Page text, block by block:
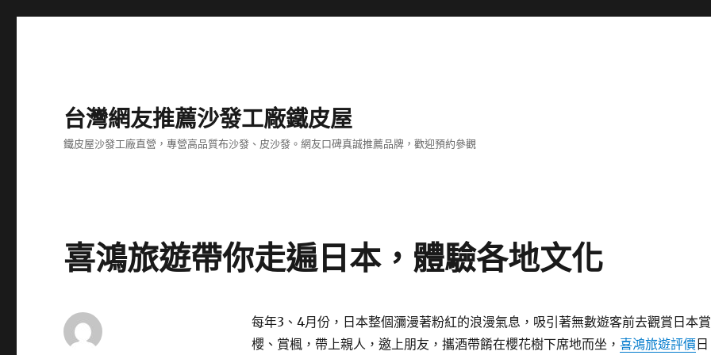
台灣網友推薦沙發工廠鐵皮屋
鐵皮屋沙發工廠直營，專營高品質布沙發、皮沙發。網友口碑真誠推薦品牌，歡迎預約參觀
喜鴻旅遊帶你走遍日本，體驗各地文化
每年3、4月份，日本整個瀰漫著粉紅的浪漫氣息，吸引著無數遊客前去觀賞日本賞
櫻、賞楓，帶上親人，邀上朋友，攜酒帶餚在櫻花樹下席地而坐， 喜鴻旅遊評價日